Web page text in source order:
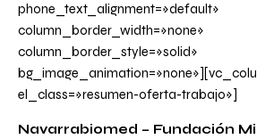
phone_text_alignment=»default»
column_border_width=»none»
column_border_style=»solid»
el_class=»resumen-oferta-trabajo»]
Navarrabiomed – Fundación